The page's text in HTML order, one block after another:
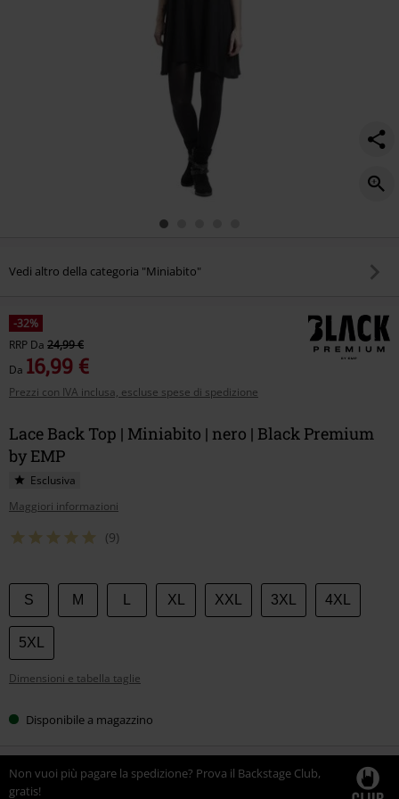
Vedi altro della categoria "Miniabito"
-32%
RRP Da 24,99 €
Da 16,99 €
Prezzi con IVA inclusa, escluse spese di spedizione
Lace Back Top | Miniabito | nero | Black Premium
by EMP
Esclusiva
Maggiori informazioni
(9)
Scegli
la
tua
taglia
S M XL XXL 3XL 4XL
5XL
Dimensioni e tabella taglie
Disponibile a magazzino
Non vuoi più pagare la spedizione? Prova il Backstage Club,
gratis!